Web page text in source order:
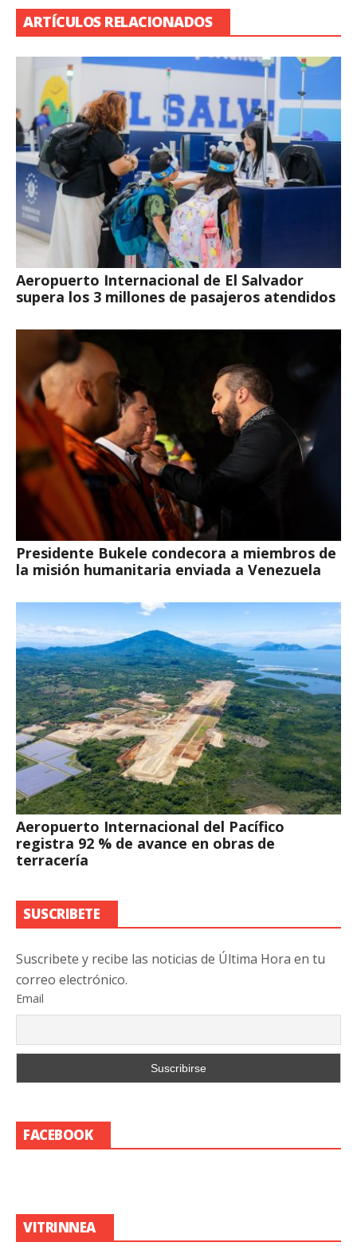
ARTÍCULOS RELACIONADOS
Aeropuerto Internacional de El Salvador
supera los 3 millones de pasajeros atendidos
Presidente Bukele condecora a miembros de
la misión humanitaria enviada a Venezuela
Aeropuerto Internacional del Pacífico
registra 92 % de avance en obras de
terracería
SUSCRIBETE
Suscribete y recibe las noticias de Última Hora en tu
correo electrónico.
Email
FACEBOOK
VITRINNEA